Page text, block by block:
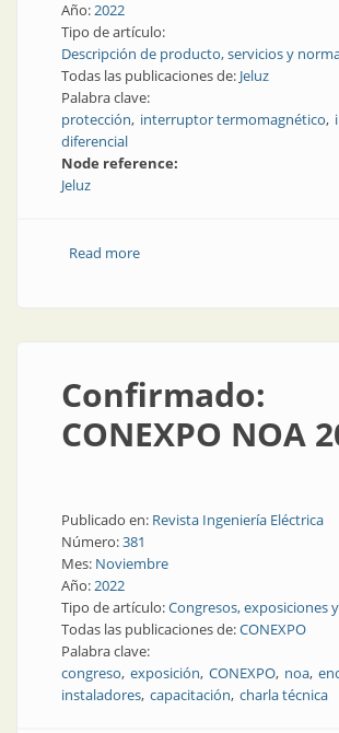
Año:2022
Tipo de artículo:
Descripción de producto, servicios y
Todas las publicaciones de: Jeluz
Palabra clave:
protección interruptor termomagnético
diferencial
Node reference:
Jeluz
Read moreabout Protecciones eléctricas
Confirmado:
CONEXPO NOA
Publicado en: Revista Ingeniería Eléctrica
Número:381
Mes: Noviembre
Año:2022
Tipo de artículo:Congresos, exposiciones
Todas las publicaciones de:CONEXPO
Palabra clave:
congreso exposición CONEXPO noa
instaladores capacitación charla técnica